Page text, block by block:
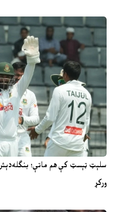
سلېټ ټېسټ کې هم ماتې؛
ورکړ